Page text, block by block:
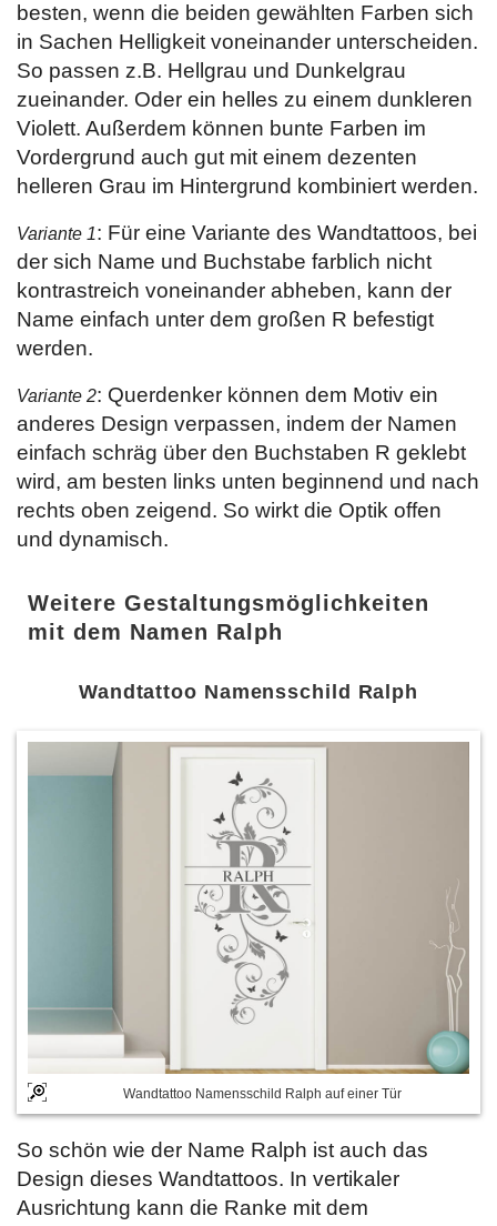
besten, wenn die beiden gewählten Farben sich
in Sachen Helligkeit voneinander unterscheiden.
So passen z.B. Hellgrau und Dunkelgrau
zueinander. Oder ein helles zu einem dunkleren
Violett. Außerdem können bunte Farben im
Vordergrund auch gut mit einem dezenten
helleren Grau im Hintergrund kombiniert werden.
Variante 1: Für eine Variante des Wandtattoos, bei
der sich Name und Buchstabe farblich nicht
kontrastreich voneinander abheben, kann der
Name einfach unter dem großen R befestigt
werden.
Variante 2: Querdenker können dem Motiv ein
anderes Design verpassen, indem der Namen
einfach schräg über den Buchstaben R geklebt
wird, am besten links unten beginnend und nach
rechts oben zeigend. So wirkt die Optik offen
und dynamisch.
Weitere Gestaltungsmöglichkeiten
mit dem Namen Ralph
Wandtattoo Namensschild Ralph
Wandtattoo Namensschild Ralph auf einer Tür
So schön wie der Name Ralph ist auch das
Design dieses Wandtattoos. In vertikaler
Ausrichtung kann die Ranke mit dem